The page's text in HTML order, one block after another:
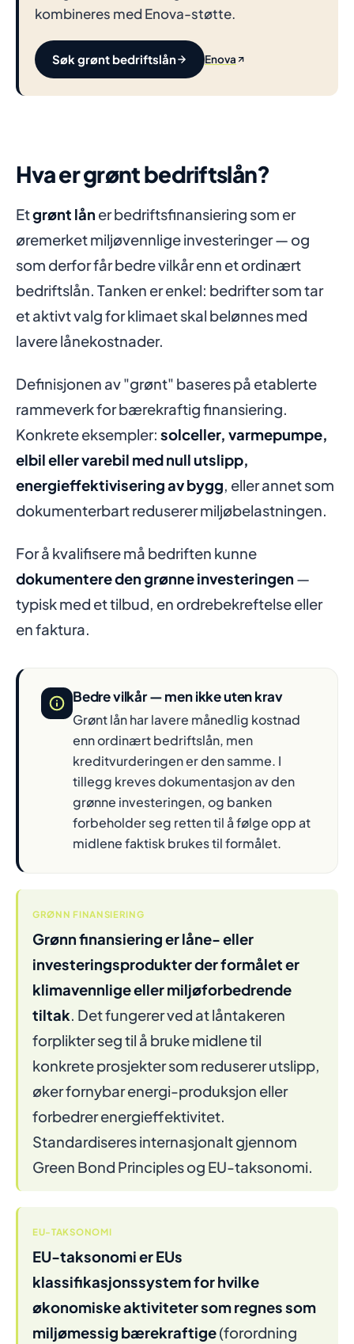
kombineres med Enova-støtte.
Søk grønt bedriftslån Enova
Hva er grønt bedriftslån?
Etgrønt lån er bedriftsfinansiering som er
øremerket miljøvennlige investeringer — og
som derfor får bedre vilkår enn et ordinært
bedriftslån. Tanken er enkel: bedrifter som tar
et aktivt valg for klimaet skal belønnes med
lavere lånekostnader.
Definisjonen av "grønt" baseres på etablerte
rammeverk for bærekraftig finansiering.
Konkrete eksempler: solceller, varmepumpe,
elbil eller varebil med null utslipp,
energieffektivisering av bygg, eller annet som
dokumenterbart reduserer miljøbelastningen.
For å kvalifisere må bedriften kunne
dokumentere den grønne investeringen —
typisk med et tilbud, en ordrebekreftelse eller
en faktura.
Bedre vilkår — men ikke uten krav
Grønt lån har lavere månedlig kostnad
enn ordinært bedriftslån, men
kreditvurderingen er den samme. I
tillegg kreves dokumentasjon av den
grønne investeringen, og banken
forbeholder seg retten til å følge opp at
midlene faktisk brukes til formålet.
GRØNN FINANSIERING
Grønn finansiering er låne- eller
investeringsprodukter der formålet er
klimavennlige eller miljøforbedrende
tiltak. Det fungerer ved at låntakeren
forplikter seg til å bruke midlene til
konkrete prosjekter som reduserer utslipp,
øker fornybar energi-produksjon eller
forbedrer energieffektivitet.
Standardiseres internasjonalt gjennom
Green Bond Principles og EU-taksonomi.
EU-TAKSONOMI
EU-taksonomi er EUs
klassifikasjonssystem for hvilke
økonomiske aktiviteter som regnes som
miljømessig bærekraftige(forordning